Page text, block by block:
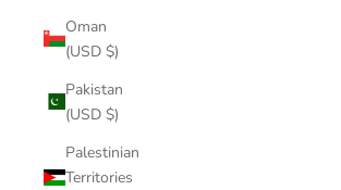
Oman
(USD $)
Pakistan
(USD $)
Palestinian
Territories